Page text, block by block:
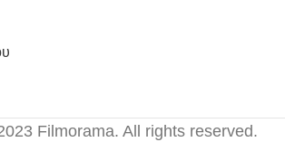
Filmorama. All rights reserved.